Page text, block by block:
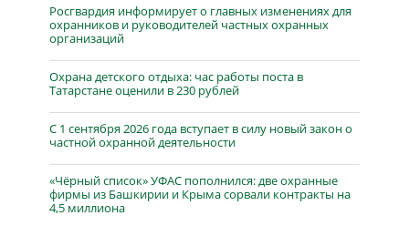
Росгвардия информирует о главных изменениях для
охранников и руководителей частных охранных
организаций
Охрана детского отдыха: час работы поста в
Татарстане оценили в 230 рублей
С 1 сентября 2026 года вступает в силу новый закон о
частной охранной деятельности
«Чёрный список» УФАС пополнился: две охранные
фирмы из Башкирии и Крыма сорвали контракты на
4,5 миллиона